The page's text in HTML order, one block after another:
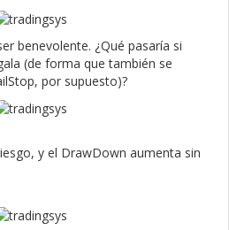
benevolente. ¿Qué pasaría si
(de forma que también se
por supuesto)?
y el DrawDown aumenta sin